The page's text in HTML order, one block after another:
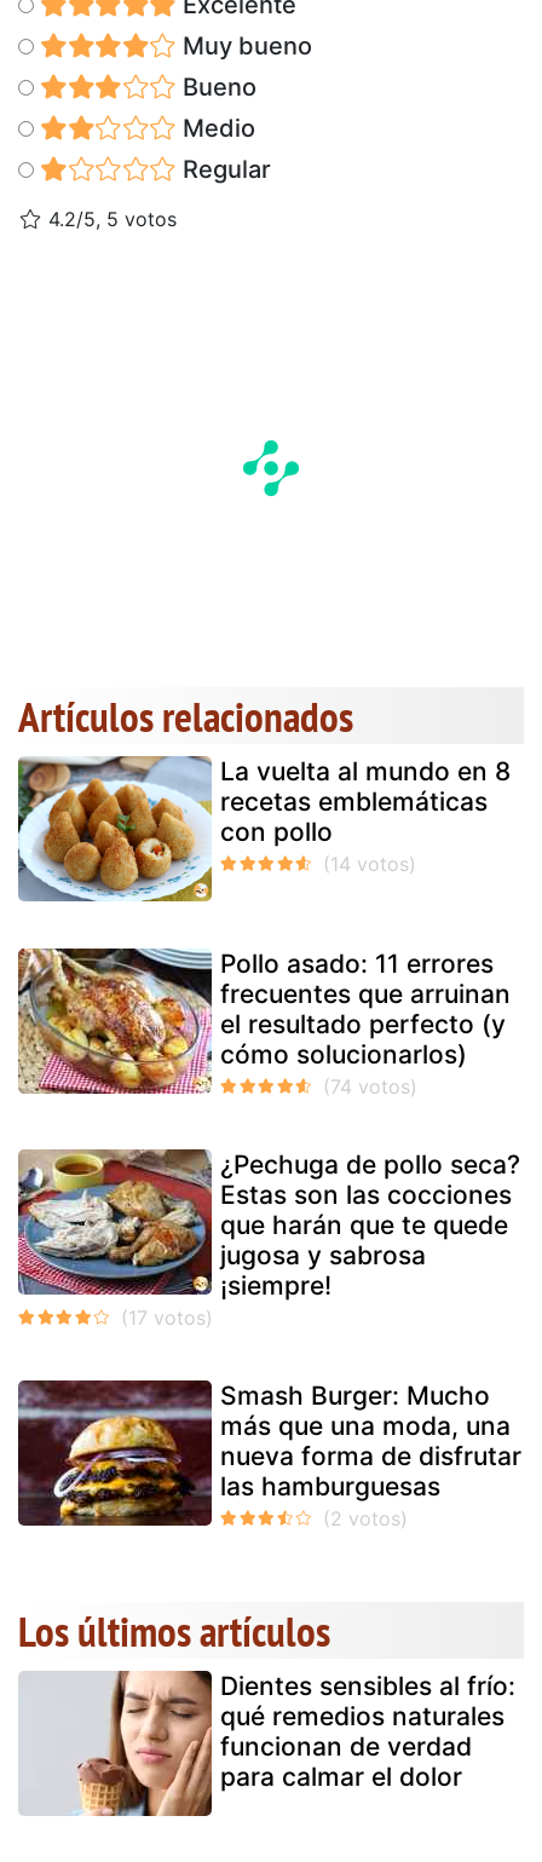
Muy bueno
Bueno
Medio
Regular
4.2/5, 5 votos
Artículos relacionados
La vuelta al mundo en 8
recetas emblemáticas
con pollo
Pollo asado: 11 errores
frecuentes que arruinan
el resultado perfecto (y
cómo solucionarlos)
¿Pechuga de pollo seca?
Estas son las cocciones
que harán que te quede
jugosa y sabrosa
¡siempre!
Smash Burger: Mucho
más que una moda, una
nueva forma de disfrutar
las hamburguesas
Los últimos artículos
Dientes sensibles al frío:
qué remedios naturales
funcionan de verdad
para calmar el dolor